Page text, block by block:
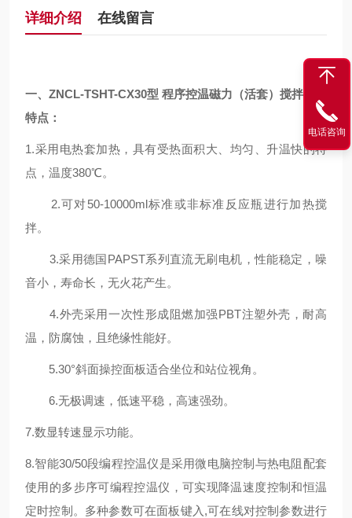
详细介绍 在线留言
一、 ZNCL-TSHT-CX30型 程序控温磁力（活套） 搅拌器的
特点：
1.采用电热套加热，具有受热面积大、均匀、升温快的特
点，温度380℃。
2.可对50-10000ml标准或非标准反应瓶进行加热搅
拌。
3.采用德国PAPST系列直流无刷电机，性能稳定，噪
音小，寿命长，无火花产生。
4.外壳采用一次性形成阻燃加强PBT注塑外壳，耐高
温，防腐蚀，且绝缘性能好。
5.30°斜面操控面板适合坐位和站位视角。
6.无极调速，低速平稳，高速强劲。
7.数显转速显示功能。
8.智能30/50段编程控温仪是采用微电脑控制与热电阻配套
使用的多步序可编程控温仪，可实现降温速度控制和恒温
定时控制。多种参数可在面板键入,可在线对控制参数进行
电话咨询